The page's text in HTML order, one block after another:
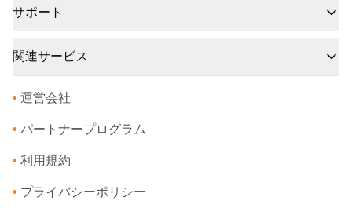
サポート
関連サービス
• 運営会社
• パートナープログラム
• 利用規約
• プライバシーポリシー